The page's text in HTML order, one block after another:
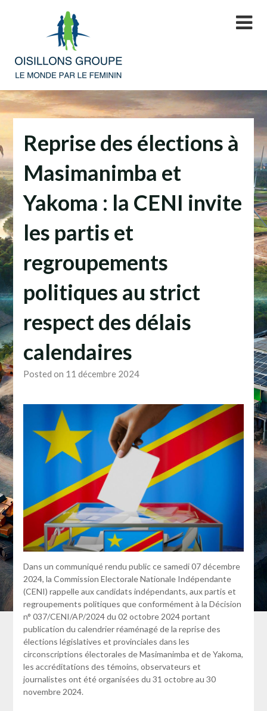
Reprise des élections à
Masimanimba et
Yakoma : la CENI invite
les partis et
regroupements
politiques au strict
respect des délais
calendaires
Posted on 11 décembre 2024
Dans un communiqué rendu public ce samedi 07 décembre
2024, la Commission Electorale Nationale Indépendante
(CENI) rappelle aux candidats indépendants, aux partis et
regroupements politiques que conformément à la Décision
n° 037/CENI/AP/2024 du 02 octobre 2024 portant
publication du calendrier réaménagé de la reprise des
élections législatives et provinciales dans les
circonscriptions électorales de Masimanimba et de Yakoma,
les accréditations des témoins, observateurs et
journalistes ont été organisées du 31 octobre au 30
novembre 2024.